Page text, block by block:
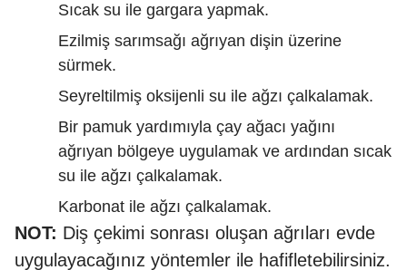
Sıcak su ile gargara yapmak.
Ezilmiş sarımsağı ağrıyan dişin üzerine
sürmek.
Seyreltilmiş oksijenli su ile ağzı çalkalamak.
Bir pamuk yardımıyla çay ağacı yağını
ağrıyan bölgeye uygulamak ve ardından sıcak
su ile ağzı çalkalamak.
Karbonat ile ağzı çalkalamak.
NOT: Diş çekimi sonrası oluşan ağrıları evde
uygulayacağınız yöntemler ile hafifletebilirsiniz.